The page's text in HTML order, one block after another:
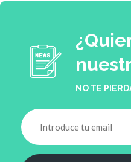
NO TE